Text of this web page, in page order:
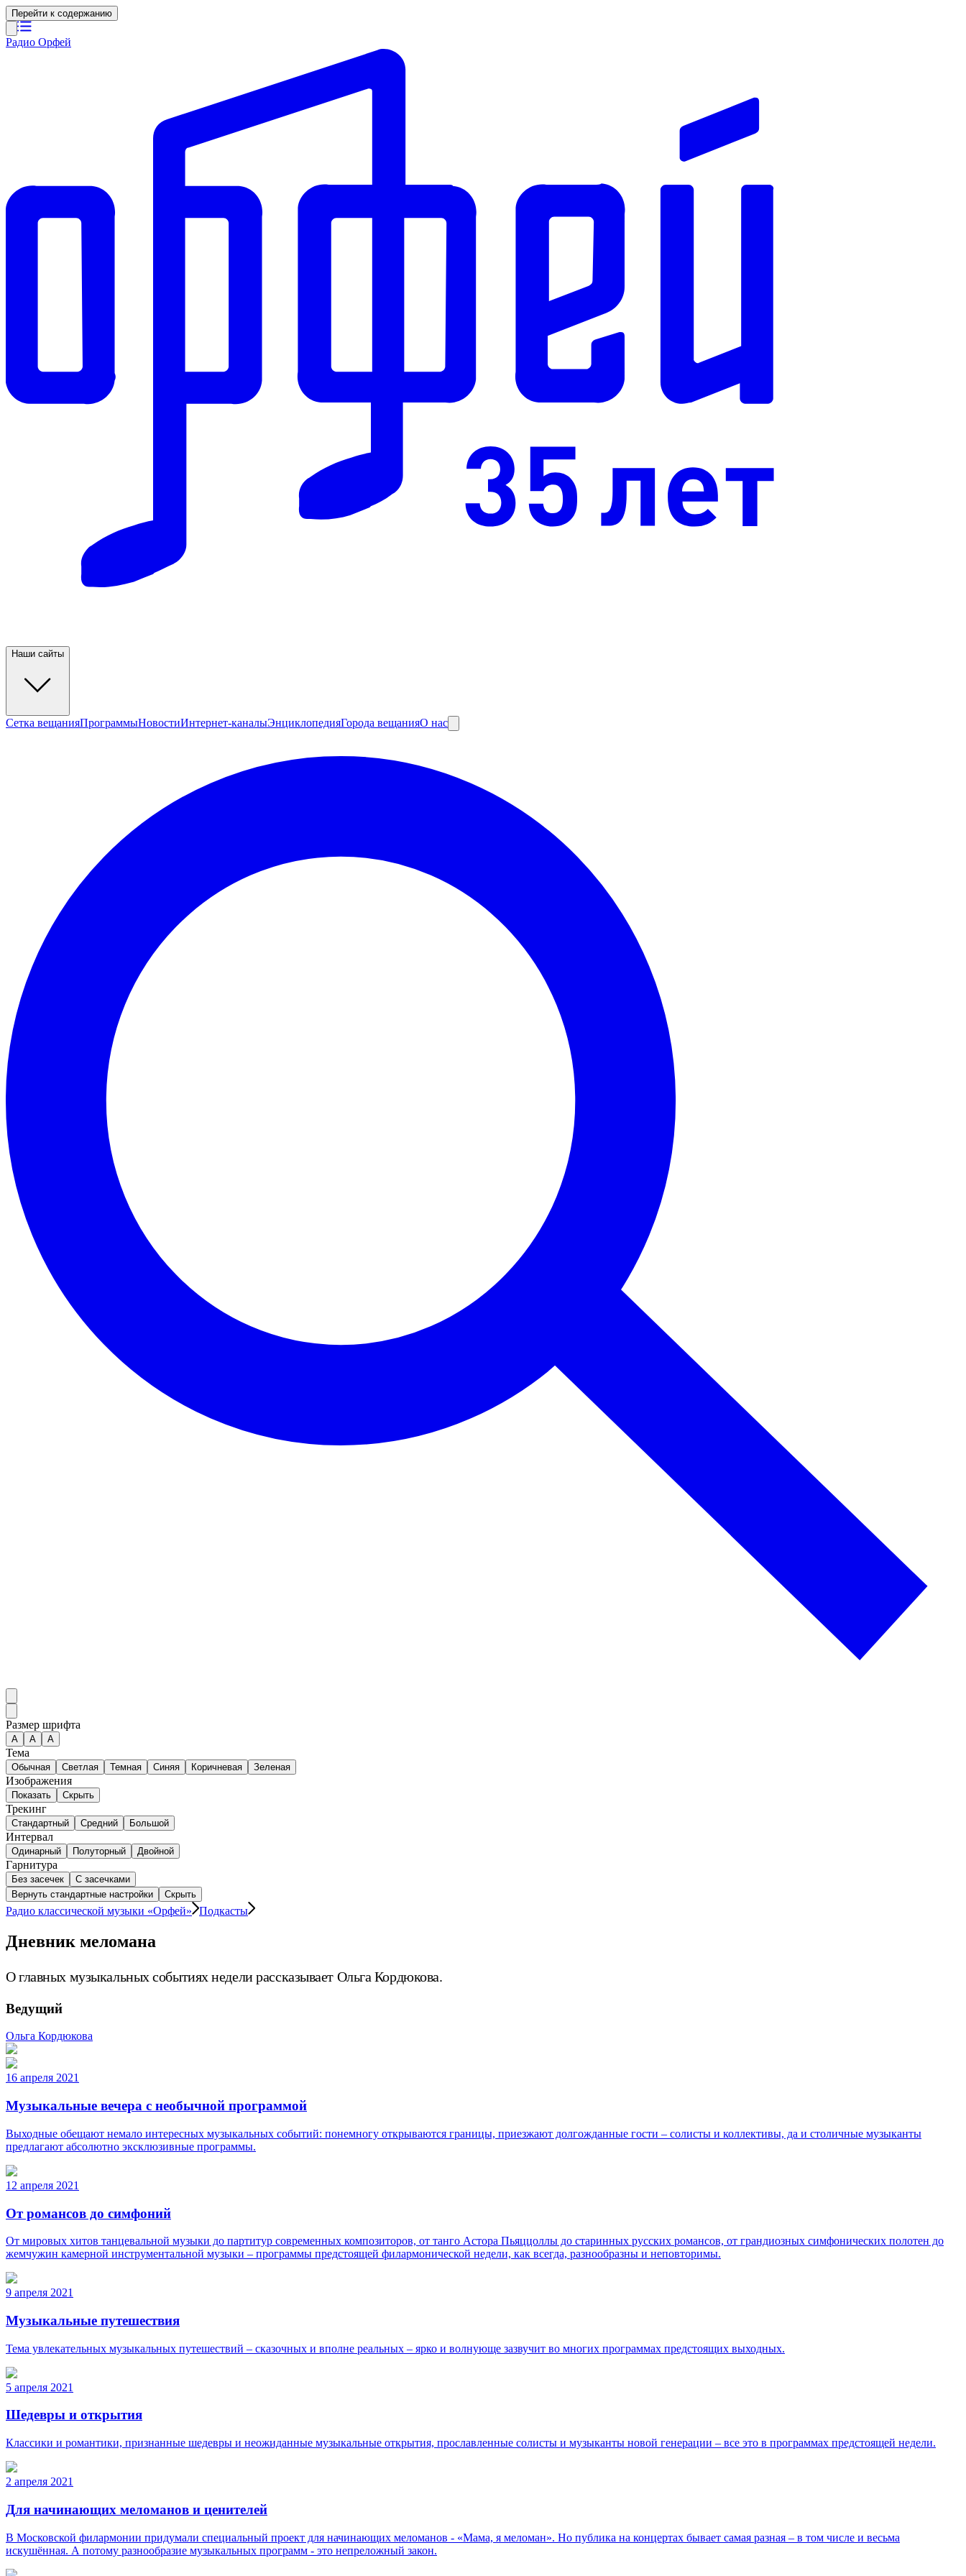
Перейти к содержанию
Радио Орфей
Наши сайты
Сетка вещанияПрограммыНовостиИнтернет-каналыЭнциклопедияГорода вещанияО нас
Размер шрифта
А A A
Тема
Обычная Светлая Темная Синяя Коричневая Зеленая
Изображения
Показать Скрыть
Трекинг
Стандартный Средний Большой
Интервал
Одинарный Полуторный Двойной
Гарнитура
Без засечек
С засечками
Вернуть стандартные настройки
Скрыть
Радио классической музыки «Орфей» Подкасты
Дневник меломана
О главных музыкальных событиях недели рассказывает Ольга Кордюкова.
Ведущий
Ольга Кордюкова
16 апреля 2021
Музыкальные вечера с необычной программой
Выходные обещают немало интересных музыкальных событий: понемногу открываются границы, приезжают долгожданные гости – солисты и коллективы, да и столичные музыканты
предлагают абсолютно эксклюзивные программы.
12 апреля 2021
От романсов до симфоний
От мировых хитов танцевальной музыки до партитур современных композиторов, от танго Астора Пьяццоллы до старинных русских романсов, от грандиозных симфонических полотен до
жемчужин камерной инструментальной музыки – программы предстоящей филармонической недели, как всегда, разнообразны и неповторимы.
9 апреля 2021
Музыкальные путешествия
Тема увлекательных музыкальных путешествий – сказочных и вполне реальных – ярко и волнующе зазвучит во многих программах предстоящих выходных.
5 апреля 2021
Шедевры и открытия
Классики и романтики, признанные шедевры и неожиданные музыкальные открытия, прославленные солисты и музыканты новой генерации – все это в программах предстоящей недели.
2 апреля 2021
Для начинающих меломанов и ценителей
В Московской филармонии придумали специальный проект для начинающих меломанов - «Мама, я меломан». Но публика на концертах бывает самая разная – в том числе и весьма
искушённая. А потому разнообразие музыкальных программ - это непреложный закон.